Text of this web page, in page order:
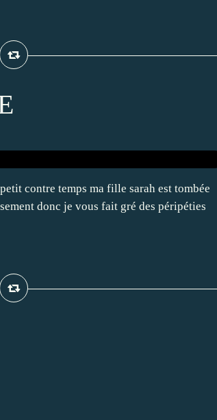
contre temps ma fille sarah est tombée
donc je vous fait gré des péripéties